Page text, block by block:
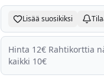
Lisää suosikiksi
Hinta 12€ Rahtikorttia
kaikki 10€